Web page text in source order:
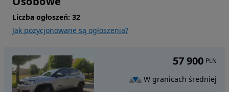
Liczba ogłoszeń: 32
Jak pozycjonowane są ogłoszenia?
57 900 PLN
W granicach średniej